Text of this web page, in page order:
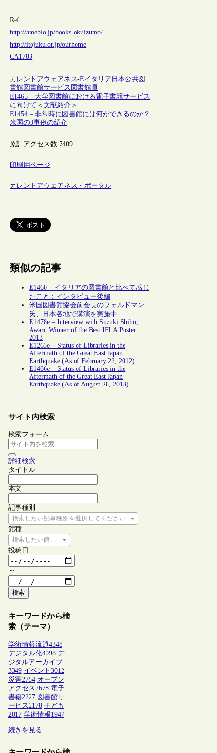
Ref:
http://ameblo.jp/books-okuizumo/
http://itojuku.or.jp/ourhome
CA1783
カレントアウェアネス-Eイタリア 日本公共図
書館図書館サービス 図書館員
E1465 – 大学図書館における電子書籍サービス
に向けて＜文献紹介＞
E1454 – 非常時に図書館には何ができるのか？
米国の3事例の紹介
累計アクセス数:7409
印刷用ページ
カレントアウェアネス・ポータル
類似の記事
E1460 – イタリアの図書館と比べて感じ
たこと：インタビュー後編
米国図書館協会前会長のフェルドマン
氏、日本各地で講演を実施中
E1478e – Interview with Suzuki Shiho,
Award Winner of the Best IFLA Poster
2013
E1263e – Status of Libraries in the
Aftermath of the Great East Japan
Earthquake (As of February 22, 2012)
E1466e – Status of Libraries in the
Aftermath of the Great East Japan
Earthquake (As of August 28, 2013)
サイト内検索
検索フォーム
詳細検索
タイトル
本文
記事種別
検索したい記事種別を選択してください
館種
検索したい館種を選択してください
投稿日
～
検索
キーワードから検
索（テーマ）
学術情報流通4348
デジタル化4098 デ
ジタルアーカイブ
3349 イベント 3012
災害2754 オープン
アクセス 2678 電子
書籍2227 図書館サ
ービス 2178 子ども
2017 学術情報1947
続きを見る